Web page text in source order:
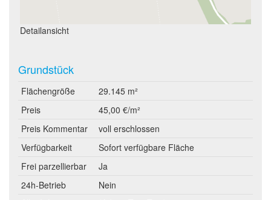
Detailansicht
Grundstück
Flächengröße
29.145 m²
Preis
45,00 €/m²
Preis Kommentar
voll erschlossen
Verfügbarkeit
Sofort verfügbare Fläche
Frei parzellierbar
Ja
24h-Betrieb
Nein